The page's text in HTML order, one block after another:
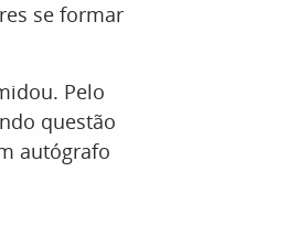
se formar
Pelo
questão
autógrafo